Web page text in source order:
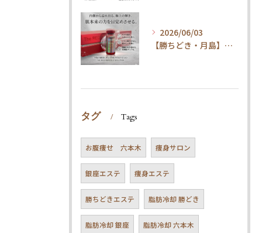
2026/06/03
【勝ちどき・月島】腹筋してもお腹が凹まない方へ。脂肪冷却＆最新技術とは
タグ Tags
お腹痩せ 六本木 痩身サロン
銀座エステ 痩身エステ
勝ちどきエステ 脂肪冷却 勝どき
脂肪冷却 銀座 脂肪冷却 六本木